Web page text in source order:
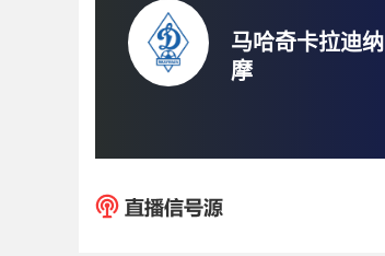
马哈奇卡拉迪纳
摩